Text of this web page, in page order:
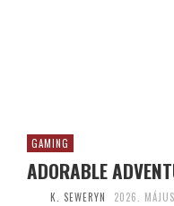
GAMING
ADORABLE
K. SEWERYN 2026.